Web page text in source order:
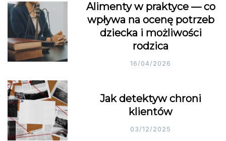
Alimenty w praktyce — co
wpływa na ocenę potrzeb
dziecka i możliwości
rodzica
16/04/2026
Jak detektyw chroni
klientów
03/12/2025